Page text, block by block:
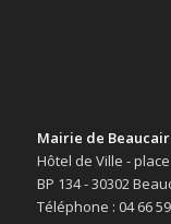
Mairie de
Hôtel de Ville -
BP 134 - 30302
Téléphone : 04 66